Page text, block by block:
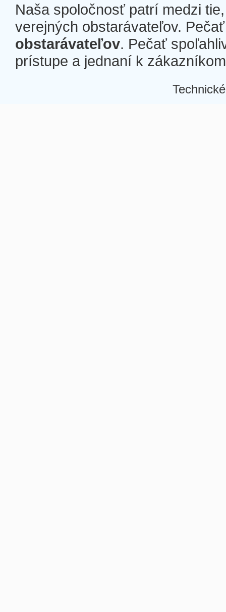
Naša spoločnosť patrí medzi
verejných obstarávateľov.
obstarávateľov. Pečať
prístupe a jednaní k